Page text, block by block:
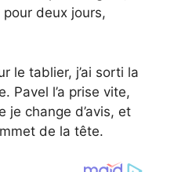
deux jours,
le tablier, j’ai sorti la
Pavel l’a prise vite,
je change d’avis, et
de la tête.